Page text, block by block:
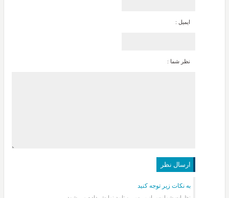
ایمیل :
نظر شما :
به نکات زیر توجه کنید